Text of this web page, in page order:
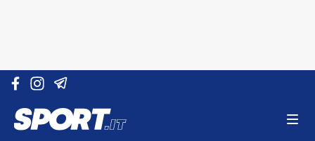
Vai al contenuto